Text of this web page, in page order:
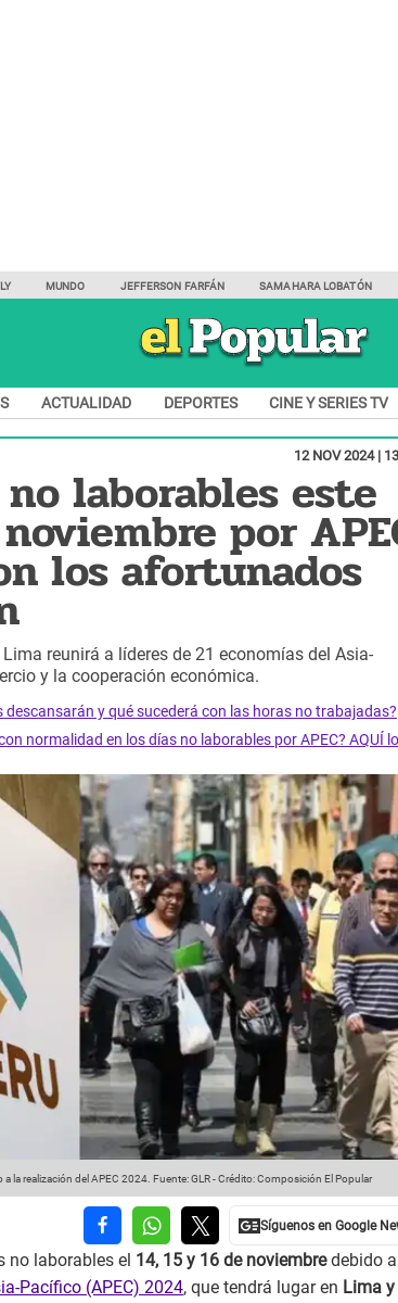
MUNDO JEFFERSON FARFÁN SAMAHARA LOBATÓN
ACTUALIDAD DEPORTES CINE Y SERIES TV
12 NOV 2024 |
laborables este
por
los afortunados
reunirá a líderes de 21 economías del Asia-
y la cooperación económica.
descansarán y qué sucederá con las horas no trabajadas?
normalidad en los días no laborables por APEC? AQUÍ
la realización del APEC 2024. Fuente: GLR-Crédito: Composición El Popular
no laborables el 14, 15 y 16 de noviembredebido al
Pacífico (APEC) 2024, que tendrá lugar en Lima y